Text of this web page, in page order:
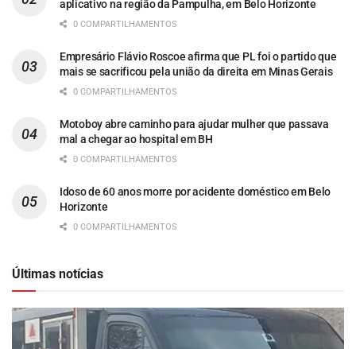
aplicativo na região da Pampulha, em Belo Horizonte
0 COMPARTILHAMENTOS
Empresário Flávio Roscoe afirma que PL foi o partido que
mais se sacrificou pela união da direita em Minas Gerais
0 COMPARTILHAMENTOS
Motoboy abre caminho para ajudar mulher que passava
mal a chegar ao hospital em BH
0 COMPARTILHAMENTOS
Idoso de 60 anos morre por acidente doméstico em Belo
Horizonte
0 COMPARTILHAMENTOS
Últimas notícias